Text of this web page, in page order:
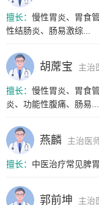
擅长： 慢性胃炎、胃食
性结肠炎、肠易激综...
胡蓆宝 主治
擅长： 慢性胃炎、胃食
炎、功能性腹痛、肠易...
燕麟 主治医
擅长： 中医治疗常见脾
郭前坤 主治